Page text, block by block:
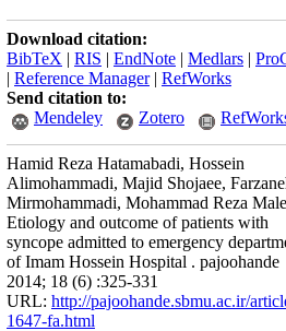
Download citation:
BibTeX | RIS | EndNote | Medlars |
| Reference Manager| RefWorks
Send citation to:
Mendeley
Zotero
Hamid Reza Hatamabadi, Hossein
Alimohammadi, Majid Shojaee,
Mirmohammadi, Mohammad Reza
Etiology and outcome of patients with
syncope admitted to emergency
of Imam Hossein Hospital . pajoohande
2014; 18 (6) :325-331
URL: http://pajoohande.sbmu.ac.ir/
1647-fa.html